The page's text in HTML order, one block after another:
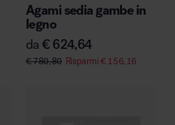
Agami sedia gambe in
legno
da€ 624,64
€780,80 Risparmi€156,16